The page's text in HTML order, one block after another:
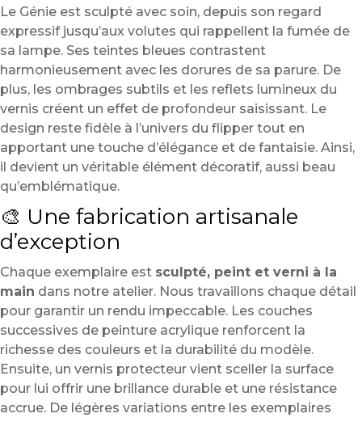
Le Génie est sculpté avec soin, depuis son regard
expressif jusqu’aux volutes qui rappellent la fumée de
sa lampe. Ses teintes bleues contrastent
harmonieusement avec les dorures de sa parure. De
plus, les ombrages subtils et les reflets lumineux du
vernis créent un effet de profondeur saisissant. Le
design reste fidèle à l’univers du flipper tout en
apportant une touche d’élégance et de fantaisie. Ainsi,
il devient un véritable élément décoratif, aussi beau
qu’emblématique.
🎨 Une fabrication artisanale
d’exception
Chaque exemplaire est sculpté, peint et verni à la
main dans notre atelier. Nous travaillons chaque détail
pour garantir un rendu impeccable. Les couches
successives de peinture acrylique renforcent la
richesse des couleurs et la durabilité du modèle.
Ensuite, un vernis protecteur vient sceller la surface
pour lui offrir une brillance durable et une résistance
accrue. De légères variations entre les exemplaires